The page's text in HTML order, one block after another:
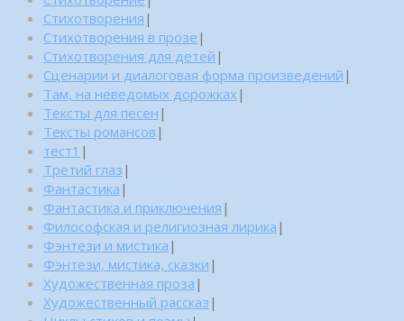
Стихотворения |
Стихотворения в прозе |
Стихотворения для детей |
Сценарии и диалоговая форма произведений |
Там, на неведомых дорожках |
Тексты для песен |
Тексты романсов |
тест1 |
Третий глаз |
Фантастика |
Фантастика и приключения |
Философская и религиозная лирика |
Фэнтези и мистика |
Фэнтези, мистика, сказки |
Художественная проза |
Художественный рассказ |